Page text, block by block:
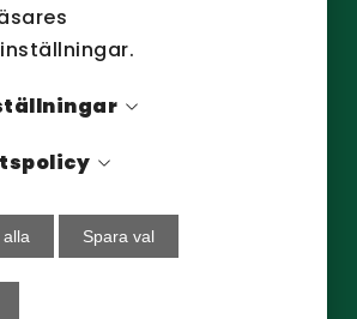
Spara val
6034 0469 7512